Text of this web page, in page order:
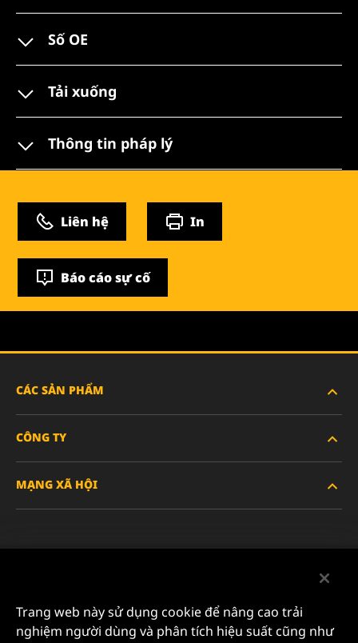
Số OE
Tải xuống
Thông tin pháp lý
Liên hệ In
Báo cáo sự cố
CÁC SẢN PHẨM
XE HÀNH KHÁCH VÀ XE TẢI NHẸ
CÔNG TY
VỀ CHÚNG TÔI
SỰ NGHIỆP
MẠNG XÃ HỘI
Facebook
YouTube
Trang web này sử dụng cookie để nâng cao trải
nghiệm người dùng và phân tích hiệu suất cũng như